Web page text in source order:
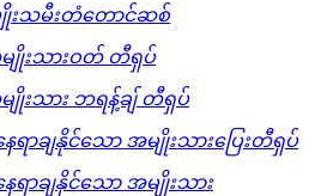
ျိုးသမီးတံတောင်ဆစ်
မျိုးသားဝတ် တီရှပ်
မျိုးသား ဘရန့်ချ် တီရှပ်
ေရာချနိုင်သော အမျိုးသားပြေးတီရှပ်
ေရာချနိုင်သော အမျိုးသား